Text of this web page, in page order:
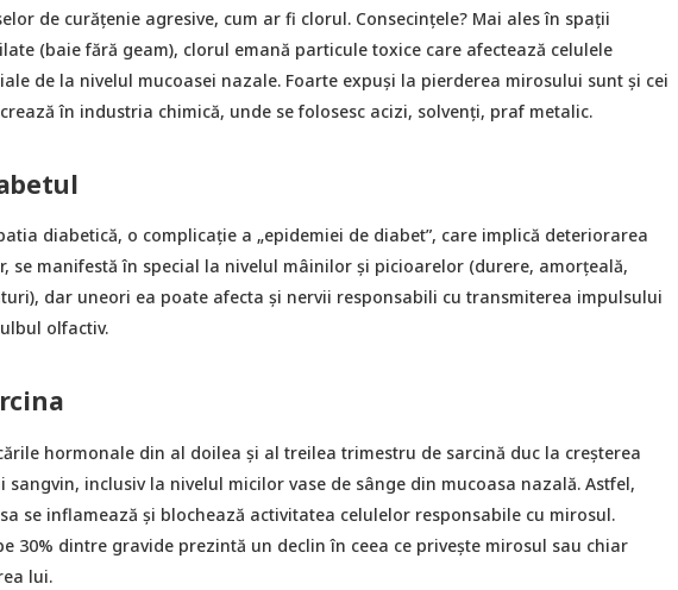
de curățenie agresive, cum ar fi clorul. Consecințele? Mai ales în spații
(baie fără geam), clorul emană particule toxice care afectează celulele
de la nivelul mucoasei nazale. Foarte expuși la pierderea mirosului sunt și cei
în industria chimică, unde se folosesc acizi, solvenți, praf metalic.
diabetică, o complicație a „epidemiei de diabet”, care implică deteriorarea
se manifestă în special la nivelul mâinilor și picioarelor (durere, amorțeală,
dar uneori ea poate afecta și nervii responsabili cu transmiterea impulsului
olfactiv.
hormonale din al doilea și al treilea trimestru de sarcină duc la creșterea
sangvin, inclusiv la nivelul micilor vase de sânge din mucoasa nazală. Astfel,
se inflamează și blochează activitatea celulelor responsabile cu mirosul.
30% dintre gravide prezintă un declin în ceea ce privește mirosul sau chiar
lui.